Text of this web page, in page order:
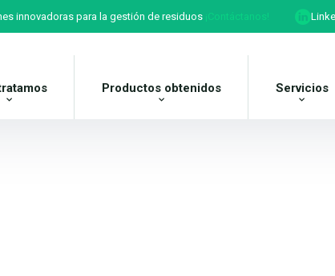
innovadoras para la gestión de residuos ¡Contáctanos!
Productos obtenidos Servicios